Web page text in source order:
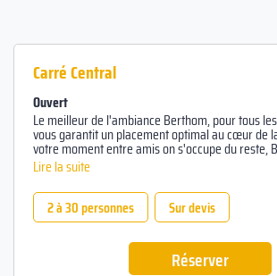
Carré Central
Ouvert
Le meilleur de l'ambiance Berthom, pour tous
vous garantit un placement optimal au cœur de
votre moment entre amis on s'occupe du reste,
!Lire la suite
2 à 30 personnes
Sur devis
Réserver